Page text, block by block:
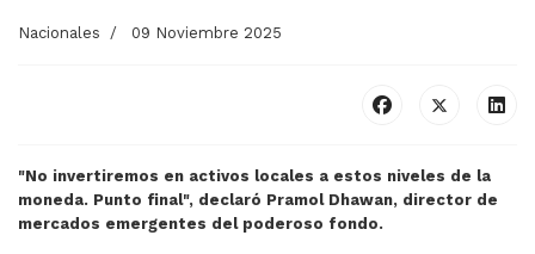
Nacionales 09 Noviembre 2025
"No invertiremos en activos locales a estos niveles de la
moneda. Punto final", declaró Pramol Dhawan, director de
mercados emergentes del poderoso fondo.